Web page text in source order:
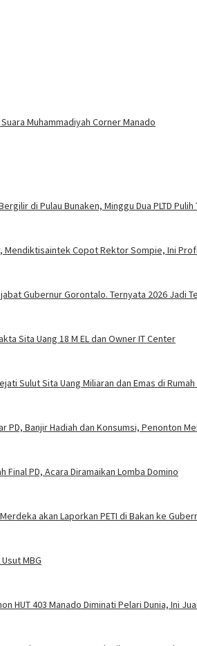
Muhammadiyah Corner Manado
di Pulau Bunaken, Minggu Dua PLTD Pulih
Mendiktisaintek Copot Rektor Sompie, Ini
Gubernur Gorontalo. Ternyata 2026 Jadi
Sita Uang 18 M EL dan Owner IT Center
Sulut Sita Uang Miliaran dan Emas di Rumah
PD, Banjir Hadiah dan Konsumsi, Penonton
Final PD, Acara Diramaikan Lomba Domino
akan Laporkan PETI di Bakan ke
MBG
HUT 403 Manado Diminati Pelari Dunia, Ini